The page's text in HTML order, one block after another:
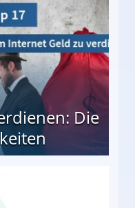
Die